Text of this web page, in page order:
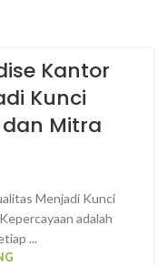
Kantor
Kunci
Mitra
Menjadi Kunci
adalah
...